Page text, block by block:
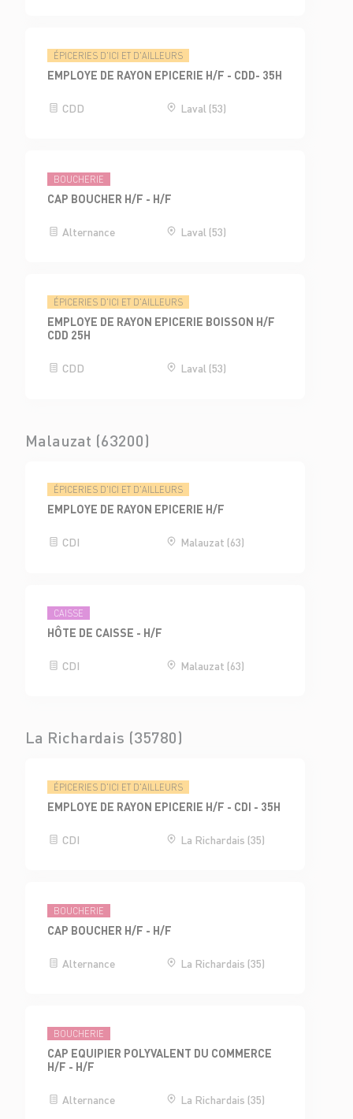
ÉPICERIES D'ICI ET D'AILLEURS
EMPLOYE DE RAYON EPICERIE H/F - CDD- 35H
CDD Laval (53)
BOUCHERIE
CAP BOUCHER H/F - H/F
Alternance Laval (53)
ÉPICERIES D'ICI ET D'AILLEURS
EMPLOYE DE RAYON EPICERIE BOISSON H/F
CDD 25H
CDD Laval (53)
Malauzat (63200)
ÉPICERIES D'ICI ET D'AILLEURS
EMPLOYE DE RAYON EPICERIE H/F
CDI Malauzat (63)
CAISSE
HÔTE DE CAISSE - H/F
CDI Malauzat (63)
La Richardais (35780)
ÉPICERIES D'ICI ET D'AILLEURS
EMPLOYE DE RAYON EPICERIE H/F - CDI - 35H
CDI La Richardais (35)
BOUCHERIE
CAP BOUCHER H/F - H/F
Alternance La Richardais (35)
BOUCHERIE
CAP EQUIPIER POLYVALENT DU COMMERCE
H/F - H/F
Alternance La Richardais (35)